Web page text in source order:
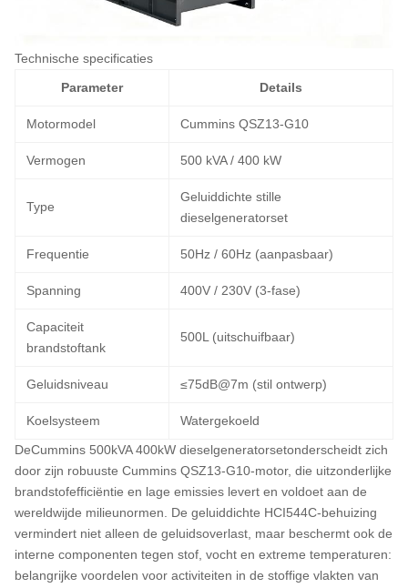
Technische specificaties
Parameter
Details
Motormodel Cummins QSZ13-G10
Vermogen 500 kVA / 400 kW
Type
Geluiddichte stille
dieselgeneratorset
Frequentie 50Hz / 60Hz (aanpasbaar)
Spanning 400V / 230V (3-fase)
Capaciteit
brandstoftank
500L (uitschuifbaar)
Geluidsniveau ≤75dB@7m (stil ontwerp)
Koelsysteem
Watergekoeld
DeCummins 500kVA 400kW dieselgeneratorsetonderscheidt zich
door zijn robuuste Cummins QSZ13-G10-motor, die uitzonderlijke
brandstofefficiëntie en lage emissies levert en voldoet aan de
wereldwijde milieunormen. De geluiddichte HCI544C-behuizing
vermindert niet alleen de geluidsoverlast, maar beschermt ook de
interne componenten tegen stof, vocht en extreme temperaturen:
belangrijke voordelen voor activiteiten in de stoffige vlakten van